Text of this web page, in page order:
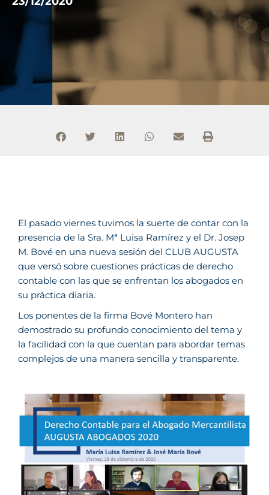
El pasado viernes tuvimos la suerte de contar con la
presencia de la Sra. Mª Luisa Ramírez y el Dr. Josep
M. Bové en una nueva sesión del CLUB AUGUSTA
que versó sobre cuestiones prácticas de derecho
contable con las que se enfrentan los abogados en
su práctica diaria.
Los ponentes de la firma Bové Montero han
demostrado su profundo conocimiento del tema y
la facilidad con la que cuentan para abordar temas
complejos de una manera sencilla y transparente.